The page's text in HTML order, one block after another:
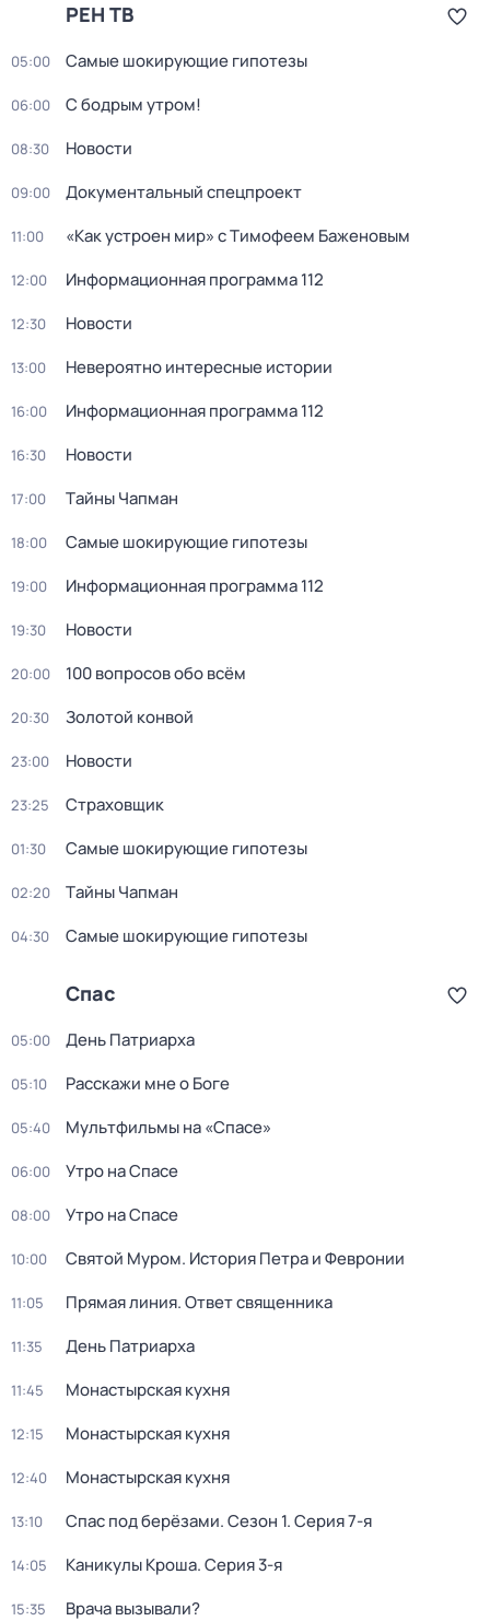
РЕН ТВ
05:00 Самые шoкиpующие гипотезы
06:00 С бодрым утром!
08:30 Новости
09:00 Документальный спецпроект
11:00 «Как устроен мир» с Тимофеем Баженовым
12:00 Информационная программа 112
12:30 Новости
13:00 Невероятно интересные истории
16:00 Информационная программа 112
16:30 Новости
17:00 Тaйны Чапман
18:00 Самые шoкиpующие гипотезы
19:00 Информационная программа 112
19:30 Новости
20:00 100 вопросов обо всём
20:30 Золотой конвой
23:00 Новости
23:25 Страховщик
01:30 Самые шoкиpующие гипотезы
02:20 Тaйны Чапман
04:30 Самые шoкиpующие гипотезы
Спас
05:00 День Патриарха
05:10 Расскажи мне о Боге
05:40 Мультфильмы на «Спасе»
06:00 Утро на Спасе
08:00 Утро на Спасе
10:00 Святой Муром. История Петра и Февронии
11:05 Прямая линия. Ответ священника
11:35 День Патриарха
11:45 Монастырская кухня
12:15 Монастырская кухня
12:40 Монастырская кухня
13:10 Спас под берёзами. Сезон 1. Серия 7-я
14:05 Каникулы Кроша. Серия 3-я
15:35 Врача вызывали?